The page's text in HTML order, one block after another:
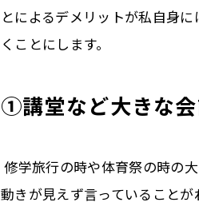
とによるデメリットが私自身に
くことにします。
①講堂など大きな会
修学旅行の時や体育祭の時の
動きが見えず言っていることが